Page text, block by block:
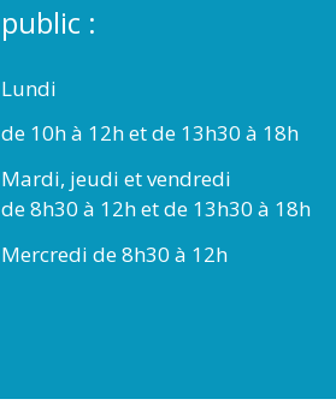
public :
Lundi
de 10h à 12h et de 13h30 à 18h
Mardi, jeudi et vendredi
de 8h30 à 12h et de 13h30 à 18h
Mercredi de 8h30 à 12h